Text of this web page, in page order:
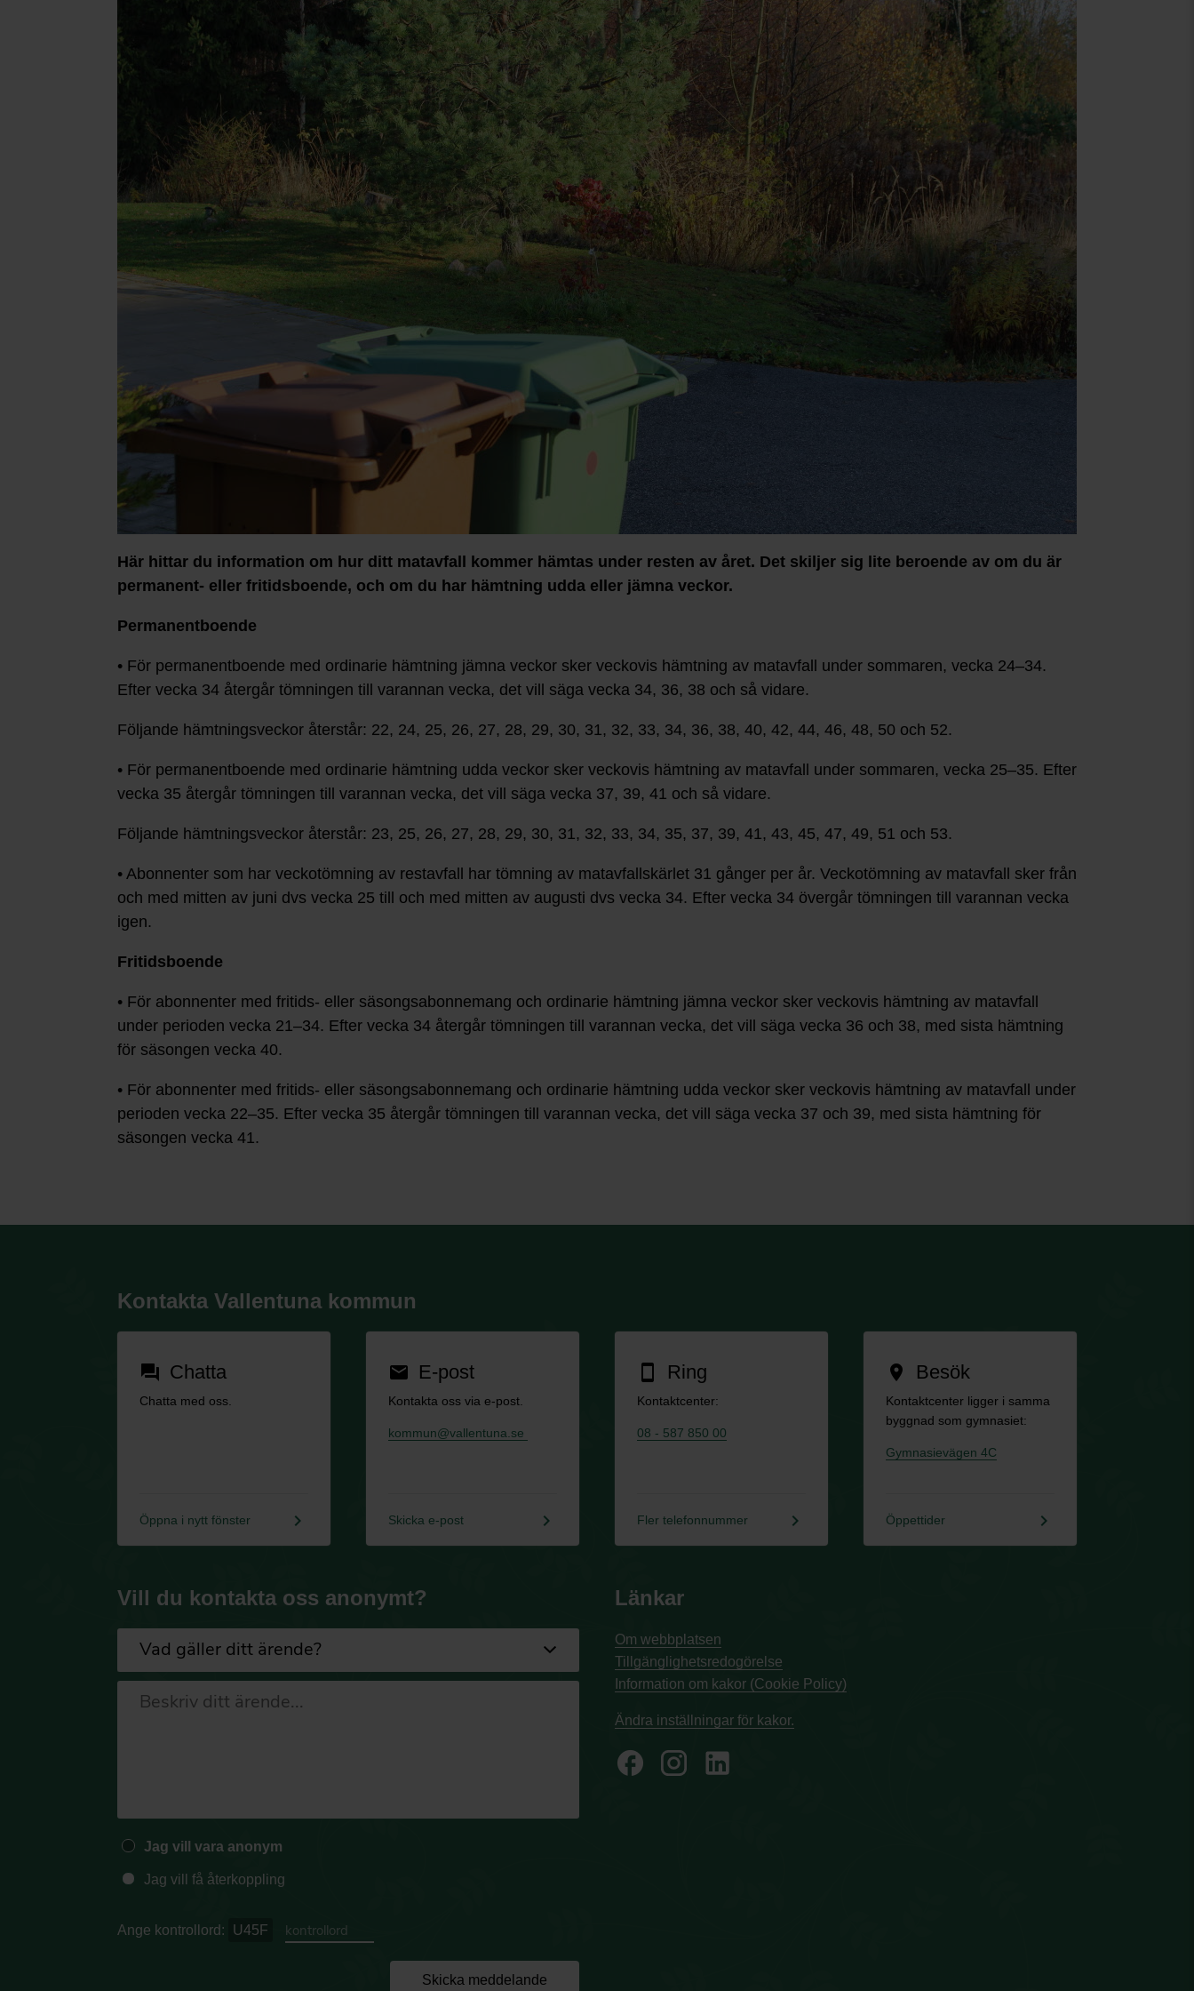
Här hittar du information om hur ditt matavfall kommer hämtas under resten av året. Det skiljer sig lite beroende av om du är
permanent- eller fritidsboende, och om du har hämtning udda eller jämna veckor.
Permanentboende
• För permanentboende med ordinarie hämtning jämna veckor sker veckovis hämtning av matavfall under sommaren, vecka 24–34.
Efter vecka 34 återgår tömningen till varannan vecka, det vill säga vecka 34, 36, 38 och så vidare.
Följande hämtningsveckor återstår: 22, 24, 25, 26, 27, 28, 29, 30, 31, 32, 33, 34, 36, 38, 40, 42, 44, 46, 48, 50 och 52.
• För permanentboende med ordinarie hämtning udda veckor sker veckovis hämtning av matavfall under sommaren, vecka 25–35. Efter
vecka 35 återgår tömningen till varannan vecka, det vill säga vecka 37, 39, 41 och så vidare.
Följande hämtningsveckor återstår: 23, 25, 26, 27, 28, 29, 30, 31, 32, 33, 34, 35, 37, 39, 41, 43, 45, 47, 49, 51 och 53.
• Abonnenter som har veckotömning av restavfall har tömning av matavfallskärlet 31 gånger per år. Veckotömning av matavfall sker från
och med mitten av juni dvs vecka 25 till och med mitten av augusti dvs vecka 34. Efter vecka 34 övergår tömningen till varannan vecka
igen.
Fritidsboende
• För abonnenter med fritids- eller säsongsabonnemang och ordinarie hämtning jämna veckor sker veckovis hämtning av matavfall
under perioden vecka 21–34. Efter vecka 34 återgår tömningen till varannan vecka, det vill säga vecka 36 och 38, med sista hämtning
för säsongen vecka 40.
• För abonnenter med fritids- eller säsongsabonnemang och ordinarie hämtning udda veckor sker veckovis hämtning av matavfall under
perioden vecka 22–35. Efter vecka 35 återgår tömningen till varannan vecka, det vill säga vecka 37 och 39, med sista hämtning för
säsongen vecka 41.
Kontakta Vallentuna kommun
forum Chatta
Chatta med oss.
Öppna i nytt fönster keyboard_arrow_right
email E-post
Kontakta oss via e-post.
kommun@vallentuna.se
Skicka e-post keyboard_arrow_right
smartphone Ring
Kontaktcenter:
08 - 587 850 00
Fler telefonnummer keyboard_arrow_right
location_on Besök
Kontaktcenter ligger i samma
byggnad som gymnasiet:
Gymnasievägen 4C
Öppettider keyboard_arrow_right
Vill du kontakta oss anonymt?
Jag vill vara anonym
Jag vill få återkoppling
Ange kontrollord: U45F
Skicka meddelande
Länkar
Om webbplatsen
Tillgänglighetsredogörelse
Information om kakor (Cookie Policy)
Ändra inställningar för kakor.
facebook